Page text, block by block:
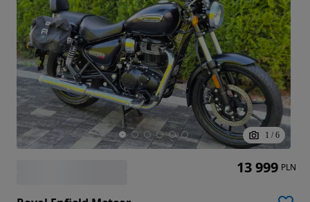
1 / 6
13 999 PLN